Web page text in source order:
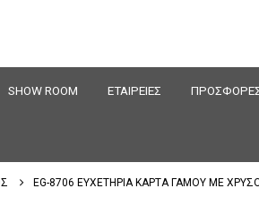
SHOW ROOM ΕΤΑΙΡΕΙΕΣ
EG-8706 ΕΥΧΕΤΗΡΙΑ ΚΑΡΤΑ ΓΑΜΟΥ ΜΕ